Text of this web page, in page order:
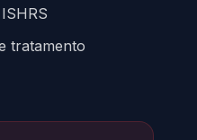
tratamento